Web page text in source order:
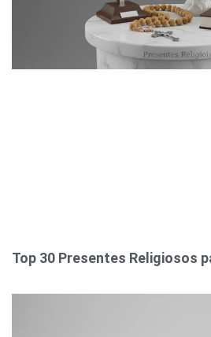
Top 30 Presentes Religiosos